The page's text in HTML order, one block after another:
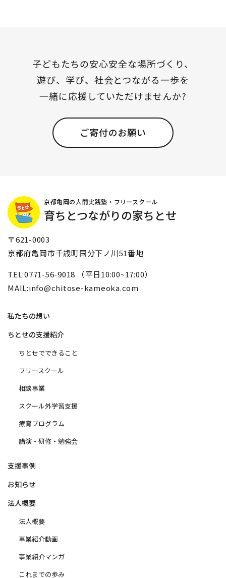
子どもたちの安心安全な場所づくり、
遊び、学び、社会とつながる一歩を
一緒に応援していただけませんか?
ご寄付のお願い
京都亀岡の人間実践塾・フリースクール
育ちとつながりの家ちとせ
〒621-0003
京都府亀岡市千歳町国分下ノ川51番地
TEL:0771-56-9018 （平日10:00~17:00）
MAIL:info@chitose-kameoka.com
私たちの想い
ちとせの支援紹介
ちとせでできること
フリースクール
相談事業
スクール外学習支援
療育プログラム
講演・研修・勉強会
支援事例
お知らせ
法人概要
法人概要
事業紹介動画
事業紹介マンガ
これまでの歩み